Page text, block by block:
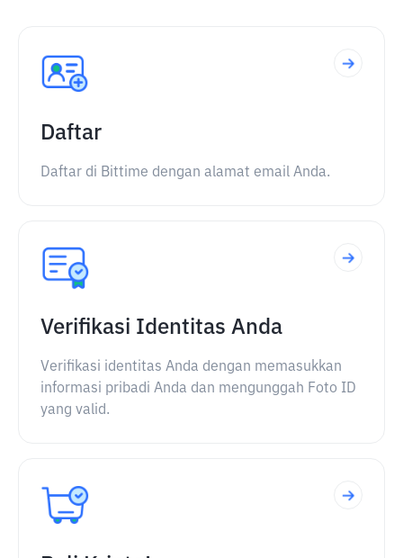
Daftar
Daftar di Bittime dengan alamat email Anda.
Verifikasi Identitas Anda
Verifikasi identitas Anda dengan memasukkan
informasi pribadi Anda dan mengunggah Foto ID
yang valid.